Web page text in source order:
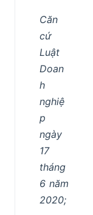
Căn
cứ
Luật
Doan
h
nghiệ
p
ngày
17
tháng
6 năm
2020;